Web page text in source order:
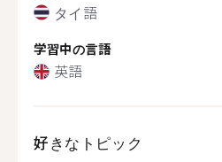
タイ語
学習中の言語
英語
好きなトピック